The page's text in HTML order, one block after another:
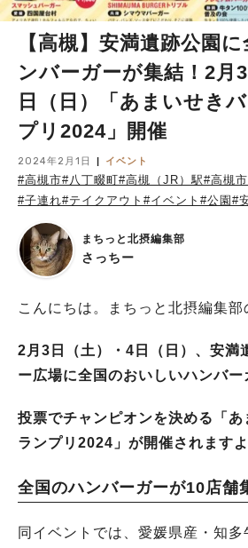
【高槻】安満遺跡公園
ンバーガーが集結！2月
日（日）「あまいせき
プリ2024」開催
2024年2月1日 イベント
#高槻市#八丁畷町#高槻（JR）駅#高槻
#子連れ#テイクアウト #イベント #公園#
まちっと北摂編集部
さっちー
こんにちは。まちっと北摂編集部
2月3日（土）・4日（日）、安満
ー広場に全国のおいしいハンバー
投票でチャンピオンを決める「
ランプリ2024」が開催されますよ
全国のハンバーガーが10店舗
同イベントでは、愛媛県産・知